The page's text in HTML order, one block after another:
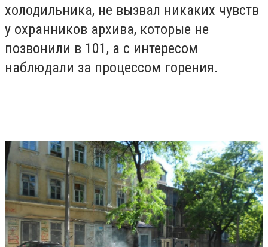
холодильника, не вызвал никаких чувств
у охранников архива, которые не
позвонили в 101, а с интересом
наблюдали за процессом горения.